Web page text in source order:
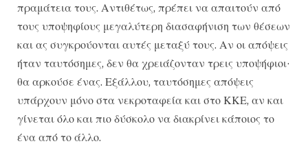
πραμάτεια τους. Αντιθέτως, πρέπει να απαιτούν από
τους υποψηφίους μεγαλύτερη διασαφήνιση των θέσεων
και ας συγκρούονται αυτές μεταξύ τους. Αν οι απόψεις
ήταν ταυτόσημες, δεν θα χρειάζονταν τρεις υποψήφιοι·
θα αρκούσε ένας. Εξάλλου, ταυτόσημες απόψεις
υπάρχουν μόνο στα νεκροταφεία και στο ΚΚΕ, αν και
γίνεται όλο και πιο δύσκολο να διακρίνει κάποιος το
ένα από το άλλο.